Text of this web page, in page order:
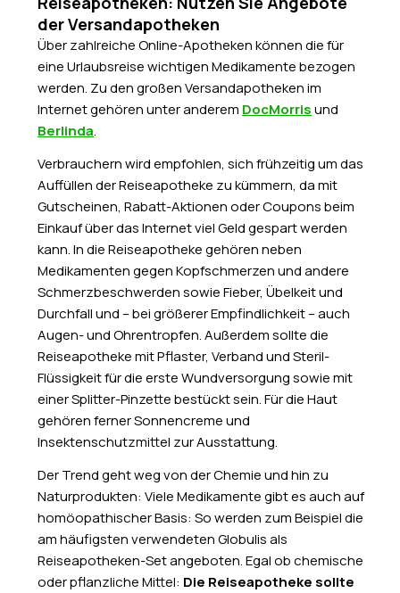
der Versandapotheken
Über zahlreiche Online-Apotheken können die für
eine Urlaubsreise wichtigen Medikamente bezogen
werden. Zu den großen Versandapotheken im
Internet gehören unter anderem DocMorrisund
Berlinda.
Verbrauchern wird empfohlen, sich frühzeitig um das
Auffüllen der Reiseapotheke zu kümmern, da mit
Gutscheinen, Rabatt-Aktionen oder Coupons beim
Einkauf über das Internet viel Geld gespart werden
kann. In die Reiseapotheke gehören neben
Medikamenten gegen Kopfschmerzen und andere
Schmerzbeschwerden sowie Fieber, Übelkeit und
Durchfall und – bei größerer Empfindlichkeit – auch
Augen- und Ohrentropfen. Außerdem sollte die
Reiseapotheke mit Pflaster, Verband und Steril-
Flüssigkeit für die erste Wundversorgung sowie mit
einer Splitter-Pinzette bestückt sein. Für die Haut
gehören ferner Sonnencreme und
Insektenschutzmittel zur Ausstattung.
Der Trend geht weg von der Chemie und hin zu
Naturprodukten: Viele Medikamente gibt es auch auf
homöopathischer Basis: So werden zum Beispiel die
am häufigsten verwendeten Globulis als
Reiseapotheken-Set angeboten. Egal ob chemische
oder pflanzliche Mittel: Die Reiseapotheke sollte